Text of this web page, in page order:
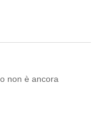
non è ancora